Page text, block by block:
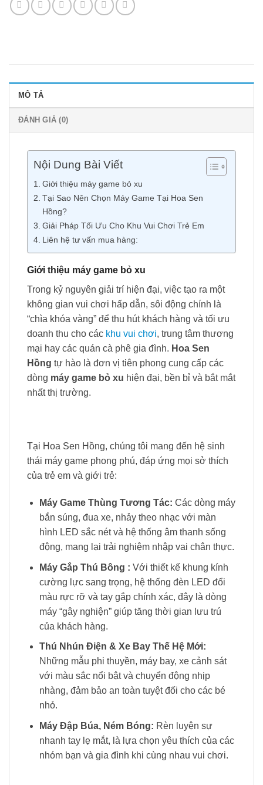
MÔ TẢ
ĐÁNH GIÁ (0)
Nội Dung Bài Viết
Giới thiệu máy game bỏ xu
Tại Sao Nên Chọn Máy Game Tại Hoa Sen
Hồng?
Giải Pháp Tối Ưu Cho Khu Vui Chơi Trẻ Em
Liên hệ tư vấn mua hàng:
Giới thiệu máy game bỏ xu
Trong kỷ nguyên giải trí hiện đại, việc tạo ra một
không gian vui chơi hấp dẫn, sôi động chính là
“chìa khóa vàng” để thu hút khách hàng và tối ưu
doanh thu cho các khu vui chơi, trung tâm thương
mại hay các quán cà phê gia đình. Hoa Sen
Hồng tự hào là đơn vị tiên phong cung cấp các
dòng máy game bỏ xu hiện đại, bền bỉ và bắt mắt
nhất thị trường.
Tại Hoa Sen Hồng, chúng tôi mang đến hệ sinh
thái máy game phong phú, đáp ứng mọi sở thích
của trẻ em và giới trẻ:
Máy Game Thùng Tương Tác: Các dòng máy
bắn súng, đua xe, nhảy theo nhạc với màn
hình LED sắc nét và hệ thống âm thanh sống
động, mang lại trải nghiệm nhập vai chân thực.
Máy Gắp Thú Bông : Với thiết kế khung kính
cường lực sang trọng, hệ thống đèn LED đổi
màu rực rỡ và tay gắp chính xác, đây là dòng
máy “gây nghiện” giúp tăng thời gian lưu trú
của khách hàng.
Thú Nhún Điện & Xe Bay Thế Hệ Mới:
Những mẫu phi thuyền, máy bay, xe cảnh sát
với màu sắc nổi bật và chuyển động nhịp
nhàng, đảm bảo an toàn tuyệt đối cho các bé
nhỏ.
Máy Đập Búa, Ném Bóng: Rèn luyện sự
nhanh tay lẹ mắt, là lựa chọn yêu thích của các
nhóm bạn và gia đình khi cùng nhau vui chơi.